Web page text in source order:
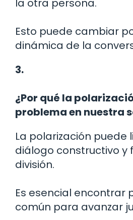
Esto puede cambiar
dinámica de la
3.
¿Por qué la
problema en nuestra
La polarización puede
diálogo constructivo y
división.
Es esencial encontrar
común para avanzar